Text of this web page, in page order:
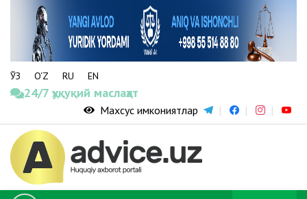
ЎЗ O‘Z RU EN
24/7 ҳуқуқий маслаҳат
Махсус имкониятлар